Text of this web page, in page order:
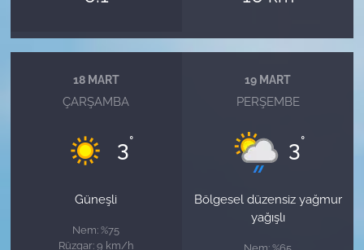
18 MART
ÇARŞAMBA
3°
Güneşli
Nem: %75
Rüzgar: 9 km/h
19 MART
PERŞEMBE
3°
Bölgesel düzensiz yağmur
yağışlı